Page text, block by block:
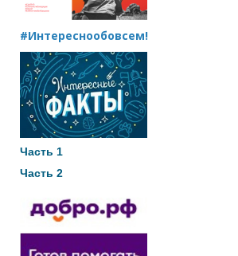
#Интереснообовсем!
Часть 1
Часть 2